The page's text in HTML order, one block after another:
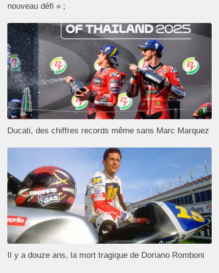
nouveau défi » ;
Ducati, des chiffres records même sans Marc Marquez
Il y a douze ans, la mort tragique de Doriano Romboni